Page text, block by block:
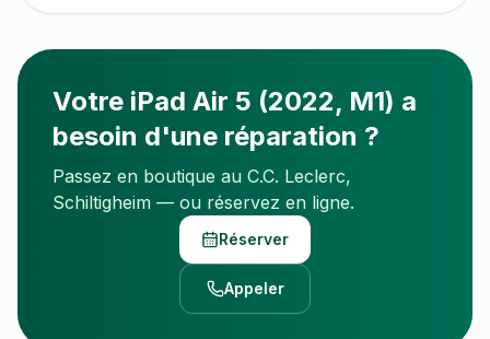
Votre iPad Air 5 (2022, M1) a
besoin d'une réparation ?
Passez en boutique au C.C. Leclerc,
Schiltigheim — ou réservez en ligne.
Réserver
Appeler